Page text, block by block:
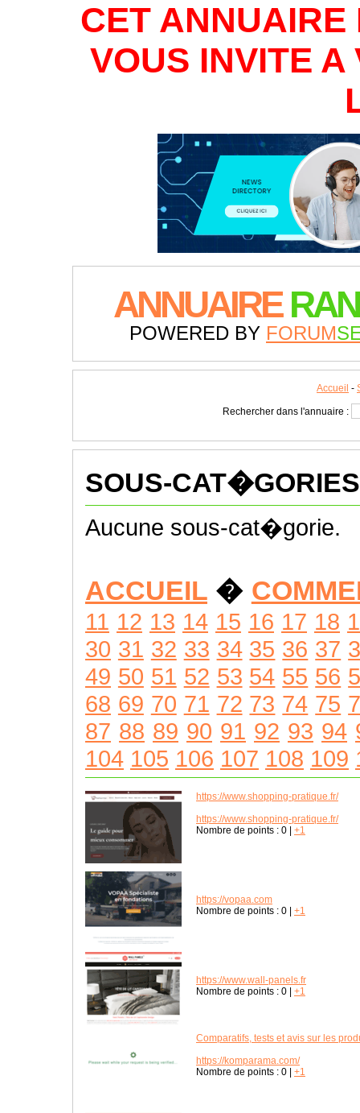
CET
VOUS INVITE A
ANNUAIRE
POWERED BY FORUM
Accueil -
Rechercher dans l'annuaire :
SOUS-CAT�GORIES
Aucune sous-cat�gorie.
ACCUEIL �
11 12 13 14 15 16 17 18
30 31 32 33 34 35 36 37
49 50 51 52 53 54 55 56
68 69 70 71 72 73 74 75
87 88 89 90 91 92 93 94
104 105 106 107 108 109
https://www.shopping-pratique.fr/
https://www.shopping-pratique.fr/
Nombre de points : 0 +1
https://vopaa.com
Nombre de points : 0 +1
https://www.wall-panels.fr
Nombre de points : 0 +1
Comparatifs, tests et avis sur les
https://komparama.com/
Nombre de points : 0 +1